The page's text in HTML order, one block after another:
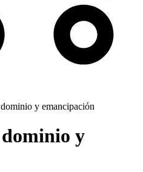
y emancipación
y